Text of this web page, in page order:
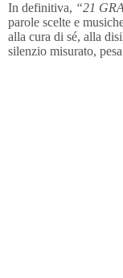
In definitiva, “21
parole scelte e
alla cura di sé, alla
silenzio misurato,